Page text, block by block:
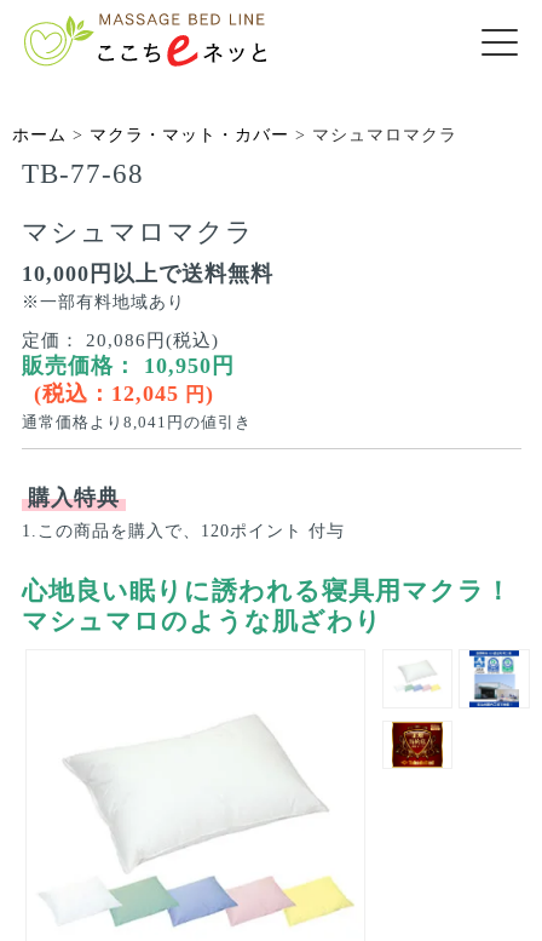
ホーム > マクラ・マット・カバー > マシュマロマクラ
TB-77-68
マシュマロマクラ
10,000円以上で送料無料
※一部有料地域あり
定価：
20,086円(税込)
販売価格： 10,950 円
(税込： 12,045 円 )
通常価格より 8,041 円の値引き
購入特典
1.この商品を購入で、120ポイント 付与
心地良い眠りに誘われる寝具用マクラ！
マシュマロのような肌ざわり